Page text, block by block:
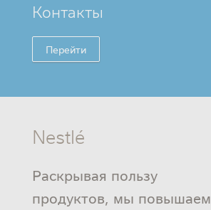
Контакты
Перейти
Nestlé
Раскрывая пользу
продуктов, мы повышаем